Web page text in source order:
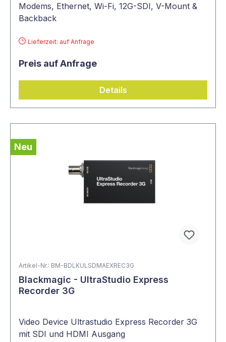
Modems, Ethernet, Wi-Fi, 12G-SDI, V-Mount &
Backback
Lieferzeit: auf Anfrage
Preis auf Anfrage
Details
Neu
Artikel-Nr.: BM-BDLKULSDMAEXREC3G
Blackmagic - UltraStudio Express
Recorder 3G
Video Device Ultrastudio Express Recorder 3G
mit SDI und HDMI Ausgang